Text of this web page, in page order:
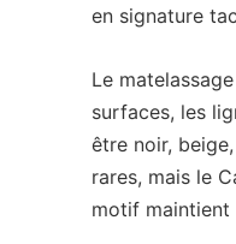
en signature
Le
surfaces, les
être noir,
rares, mais le
motif maintient